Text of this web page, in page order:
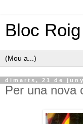
Bloc Roig
dimarts, 21 de juny
Per una nova